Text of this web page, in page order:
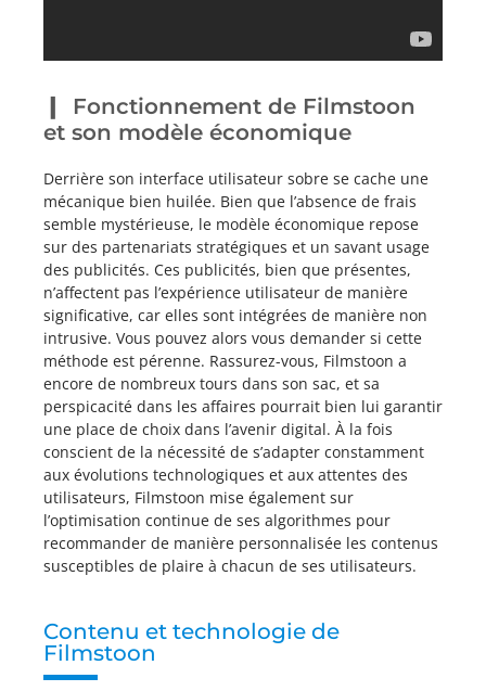
Fonctionnement de Filmstoon
et son modèle économique
Derrière son interface utilisateur sobre se cache une
mécanique bien huilée. Bien que l’absence de frais
semble mystérieuse, le modèle économique repose
sur des partenariats stratégiques et un savant usage
des publicités. Ces publicités, bien que présentes,
n’affectent pas l’expérience utilisateur de manière
significative, car elles sont intégrées de manière non
intrusive. Vous pouvez alors vous demander si cette
méthode est pérenne. Rassurez-vous, Filmstoon a
encore de nombreux tours dans son sac, et sa
perspicacité dans les affaires pourrait bien lui garantir
une place de choix dans l’avenir digital. À la fois
conscient de la nécessité de s’adapter constamment
aux évolutions technologiques et aux attentes des
utilisateurs, Filmstoon mise également sur
l’optimisation continue de ses algorithmes pour
recommander de manière personnalisée les contenus
susceptibles de plaire à chacun de ses utilisateurs.
Contenu et technologie de
Filmstoon